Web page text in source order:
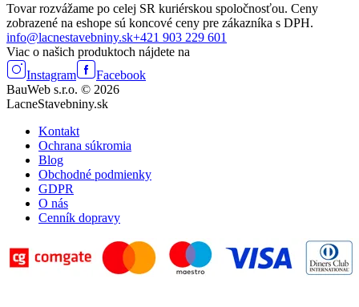
Tovar rozvážame po celej SR kuriérskou spoločnosťou. Ceny
zobrazené na eshope sú koncové ceny pre zákazníka s DPH.
info@lacnestavebniny.sk+421 903 229 601
Viac o našich produktoch nájdete na
Instagram
Facebook
BauWeb s.r.o. © 2026
LacneStavebniny.sk
Kontakt
Ochrana súkromia
Blog
Obchodné podmienky
GDPR
O nás
Cenník dopravy